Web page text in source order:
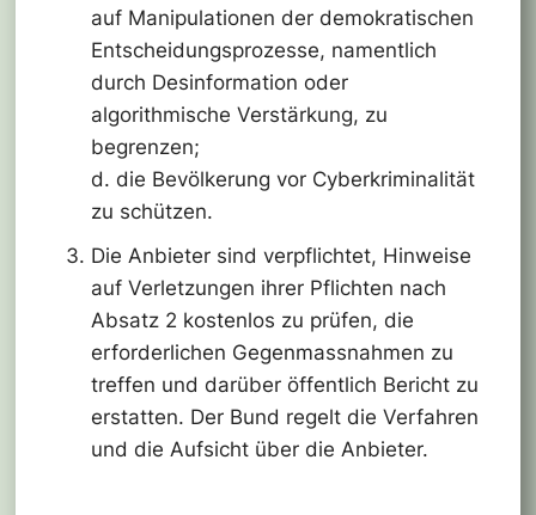
auf Manipulationen der demokratischen
Entscheidungsprozesse, namentlich
durch Desinformation oder
algorithmische Verstärkung, zu
begrenzen;
d. die Bevölkerung vor Cyberkriminalität
zu schützen.
Die Anbieter sind verpflichtet, Hinweise
auf Verletzungen ihrer Pflichten nach
Absatz 2 kostenlos zu prüfen, die
erforderlichen Gegenmassnahmen zu
treffen und darüber öffentlich Bericht zu
erstatten. Der Bund regelt die Verfahren
und die Aufsicht über die Anbieter.